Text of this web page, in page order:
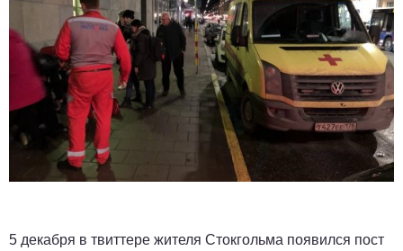
5 декабря в твиттере жителя Стокгольма появился пост